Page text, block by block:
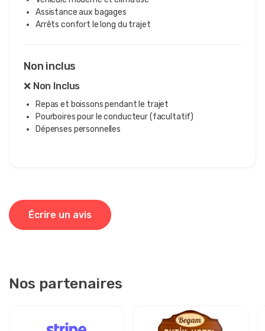
Assistance aux bagages
Arrêts confort le long du trajet
Non inclus
❌ Non Inclus
Repas et boissons pendant le trajet
Pourboires pour le conducteur (facultatif)
Dépenses personnelles
Écrire un avis
Nos partenaires